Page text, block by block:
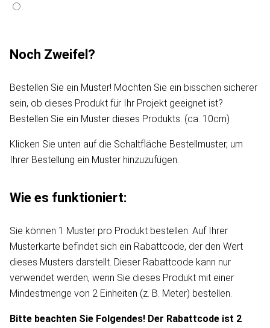
Noch Zweifel?
Bestellen Sie ein Muster! Möchten Sie ein bisschen sicherer
sein, ob dieses Produkt für Ihr Projekt geeignet ist?
Bestellen Sie ein Muster dieses Produkts. (ca. 10cm)
Klicken Sie unten auf die Schaltfläche Bestellmuster, um
Ihrer Bestellung ein Muster hinzuzufügen.
Wie es funktioniert:
Sie können 1 Muster pro Produkt bestellen. Auf Ihrer
Musterkarte befindet sich ein Rabattcode, der den Wert
dieses Musters darstellt. Dieser Rabattcode kann nur
verwendet werden, wenn Sie dieses Produkt mit einer
Mindestmenge von 2 Einheiten (z. B. Meter) bestellen.
Bitte beachten Sie Folgendes! Der Rabattcode ist 2